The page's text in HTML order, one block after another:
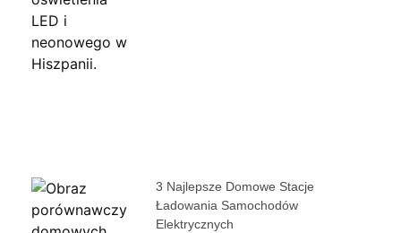
3 Najlepsze Domowe Stacje
Ładowania Samochodów
Elektrycznych